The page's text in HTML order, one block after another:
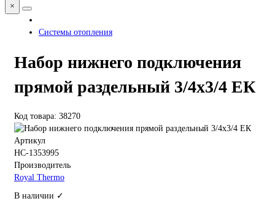
×
Системы отопления
Набор нижнего подключения
прямой раздельный 3/4х3/4 ЕК
Код товара: 38270
Артикул
НС-1353995
Производитель
Royal Thermo
В наличии ✓